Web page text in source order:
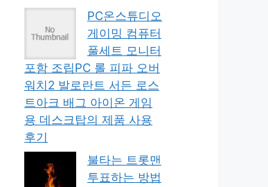
PC온스튜디오
게이밍 컴퓨터
풀세트 모니터
포함 조립PC 롤 피파 오버
워치2 발로란트 서든 로스
트아크 배그 아이온 게임
용 데스크탑의 제품 사용
후기
불타는 트롯맨
투표하는 방법